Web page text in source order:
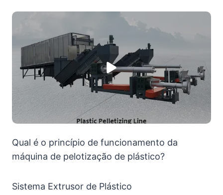
Qual é o princípio de funcionamento da
máquina de pelotização de plástico?
Sistema Extrusor de Plástico